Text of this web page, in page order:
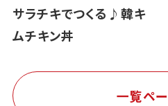
サラチキでつくる♪韓キ
ムチキン丼
一覧ペ